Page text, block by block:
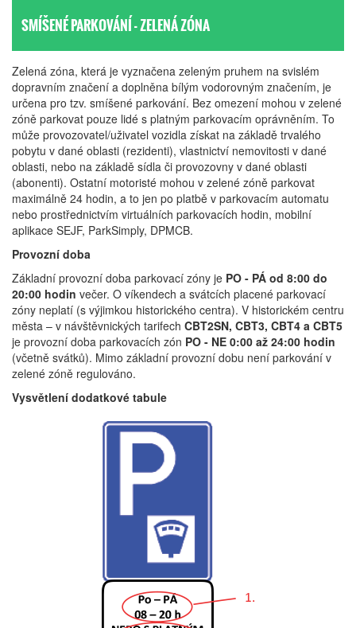
SMÍŠENÉ PARKOVÁNÍ - ZELENÁ ZÓNA
Zelená zóna, která je vyznačena zeleným pruhem na svislém
dopravním značení a doplněna bílým vodorovným značením, je
určena pro tzv. smíšené parkování. Bez omezení mohou v zelené
zóně parkovat pouze lidé s platným parkovacím oprávněním. To
může provozovatel/uživatel vozidla získat na základě trvalého
pobytu v dané oblasti (rezidenti), vlastnictví nemovitosti v dané
oblasti, nebo na základě sídla či provozovny v dané oblasti
(abonenti). Ostatní motoristé mohou v zelené zóně parkovat
maximálně 24 hodin, a to jen po platbě v parkovacím automatu
nebo prostřednictvím virtuálních parkovacích hodin, mobilní
aplikace SEJF, ParkSimply, DPMCB.
Provozní doba
Základní provozní doba parkovací zóny je PO - PÁ od 8:00 do
20:00 hodin večer. O víkendech a svátcích placené parkovací
zóny neplatí (s výjimkou historického centra). V historickém centru
města – v návštěvnických tarifech CBT2SN, CBT3, CBT4 a CBT5
je provozní doba parkovacích zón PO - NE 0:00 až 24:00 hodin
(včetně svátků). Mimo základní provozní dobu není parkování v
zelené zóně regulováno.
Vysvětlení dodatkové tabule